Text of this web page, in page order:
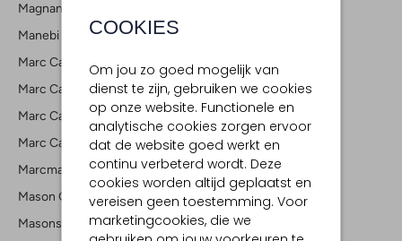
COOKIES
Om jou zo goed mogelijk van
dienst te zijn, gebruiken we cookies
op onze website. Functionele en
analytische cookies zorgen ervoor
dat de website goed werkt en
continu verbeterd wordt. Deze
cookies worden altijd geplaatst en
vereisen geen toestemming. Voor
marketingcookies, die we
Magnanni
Manebi
Marc Cain Collection
Marc Cain Essentials
Marc Cain Glam
Marc Cain Pants
Marcmarcs
Mason Garments
Masons